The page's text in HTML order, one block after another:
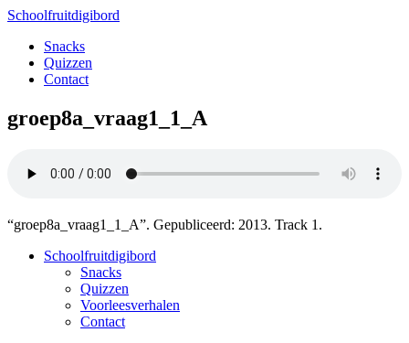
Schoolfruitdigibord
Snacks
Quizzen
Contact
groep8a_vraag1_1_A
“groep8a_vraag1_1_A”. Gepubliceerd: 2013. Track 1.
Schoolfruitdigibord
Snacks
Quizzen
Voorleesverhalen
Contact